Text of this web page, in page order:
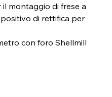
montaggio di frese a
di rettifica per
con foro Shellmill